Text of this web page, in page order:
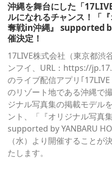
沖縄を舞台にした「
ルになれるチャンス！「
奪戦in沖縄』 supported
催決定！
17LIVE株式会社（東京都渋
ンフイ、URL：https://
のライブ配信アプリ｢
のリゾート地である沖縄で
ジナル写真集の掲載モデル
ント、「『オリジナル写真
supported by YANBARU
（水）より開催することが
たします。